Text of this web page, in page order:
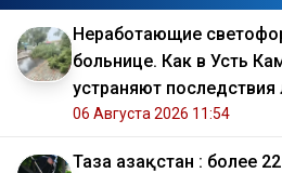
Неработающие
больнице. Как в Усть
устраняют последствия
06 Августа 2026 11:54
Таза Қазақстан : более